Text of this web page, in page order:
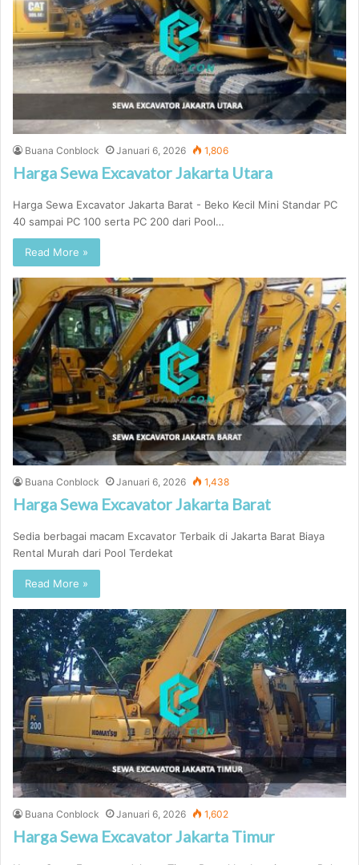
Buana Conblock Januari 6, 2026 1,806
Harga Sewa Excavator Jakarta Utara
Harga Sewa Excavator Jakarta Barat - Beko Kecil Mini Standar PC
40 sampai PC 100 serta PC 200 dari Pool…
Read More »
Buana Conblock Januari 6, 2026 1,438
Harga Sewa Excavator Jakarta Barat
Sedia berbagai macam Excavator Terbaik di Jakarta Barat Biaya
Rental Murah dari Pool Terdekat
Read More »
Buana Conblock Januari 6, 2026 1,602
Harga Sewa Excavator Jakarta Timur